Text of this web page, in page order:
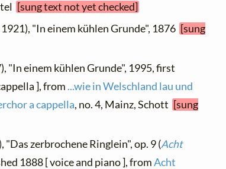
[sung text not yet checked]
"In einem kühlen Grunde", 1876 [sung
"In einem kühlen Grunde", 1995, first
], from ...wie in Welschland lau und
a cappella, no. 4, Mainz, Schott [sung
"Das zerbrochene Ringlein", op. 9 (Acht
1888 [ voice and piano ], fromAcht